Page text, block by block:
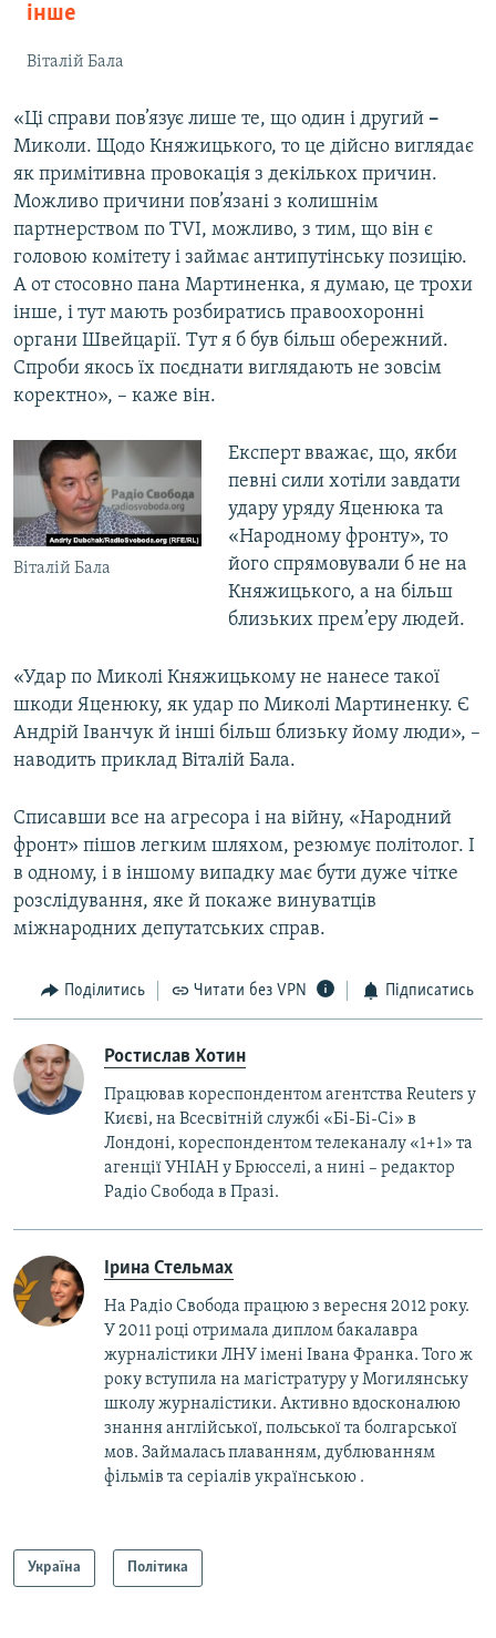
інше
Віталій Бала
«Ці справи пов’язує лише те, що один і другий –
Миколи. Щодо Княжицького, то це дійсно виглядає
як примітивна провокація з декількох причин.
Можливо причини пов’язані з колишнім
партнерством по TVI, можливо, з тим, що він є
головою комітету і займає антипутінську позицію.
А от стосовно пана Мартиненка, я думаю, це трохи
інше, і тут мають розбиратись правоохоронні
органи Швейцарії. Тут я б був більш обережний.
Спроби якось їх поєднати виглядають не зовсім
коректно», – каже він.
Віталій Бала
Експерт вважає, що, якби
певні сили хотіли завдати
удару уряду Яценюка та
«Народному фронту», то
його спрямовували б не на
Княжицького, а на більш
близьких прем’еру людей.
«Удар по Миколі Княжицькому не нанесе такої
шкоди Яценюку, як удар по Миколі Мартиненку. Є
Андрій Іванчук й інші більш близьку йому люди», –
наводить приклад Віталій Бала.
Списавши все на агресора і на війну, «Народний
фронт» пішов легким шляхом, резюмує політолог. І
в одному, і в іншому випадку має бути дуже чітке
розслідування, яке й покаже винуватців
міжнародних депутатських справ.
Поділитись Читати без VPN Підписатись
Ростислав Хотин
Працював кореспондентом агентства Reuters у
Києві, на Всесвітній службі «Бі-Бі-Сі» в
Лондоні, кореспондентом телеканалу «1+1» та
агенції УНІАН у Брюсселі, а нині – редактор
Радіо Свобода в Празі.
Ірина Стельмах
На Радіо Свобода працюю з вересня 2012 року.
У 2011 році отримала диплом бакалавра
журналістики ЛНУ імені Івана Франка. Того ж
року вступила на магістратуру у Могилянську
школу журналістики. Активно вдосконалюю
знання англійської, польської та болгарської
мов. Займалась плаванням, дублюванням
фільмів та серіалів українською .
Україна Політика